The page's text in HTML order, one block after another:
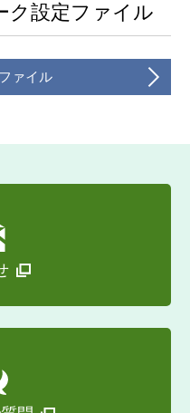
ク設定ファイル
ァイル